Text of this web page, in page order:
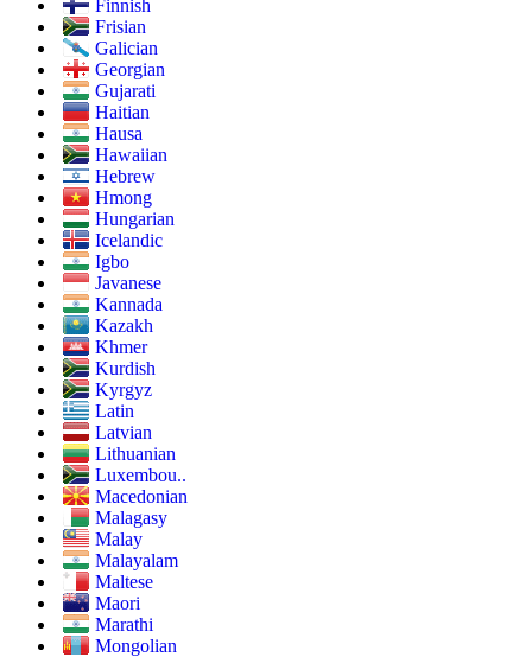
Finnish
Frisian
Galician
Georgian
Gujarati
Haitian
Hausa
Hawaiian
Hebrew
Hmong
Hungarian
Icelandic
Igbo
Javanese
Kannada
Kazakh
Khmer
Kurdish
Kyrgyz
Latin
Latvian
Lithuanian
Luxembou..
Macedonian
Malagasy
Malay
Malayalam
Maltese
Maori
Marathi
Mongolian